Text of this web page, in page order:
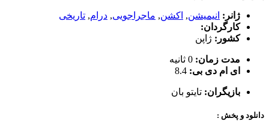
ژانر: انیمیشن, اکشن, ماجراجویی, درام, تاریخی
کارگردان:
کشور: ژاپن
مدت زمان: 0 ثانیه
ای ام دی بی: 8.4
بازیگران: تایتو بان
دانلود و پخش :